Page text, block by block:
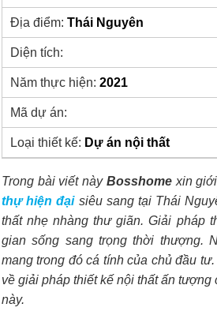
Địa điểm: Thái Nguyên
Diện tích:
Năm thực hiện: 2021
Mã dự án:
Loại thiết kế: Dự án nội thất
Trong bài viết này Bosshomexin giới
thự hiện đạisiêu sang tại Thái
thất nhẹ nhàng thư giãn. Giải pháp
gian sống sang trọng thời thượng.
mang trong đó cá tính của chủ đầu
về giải pháp thiết kế nội thất ấn
này.